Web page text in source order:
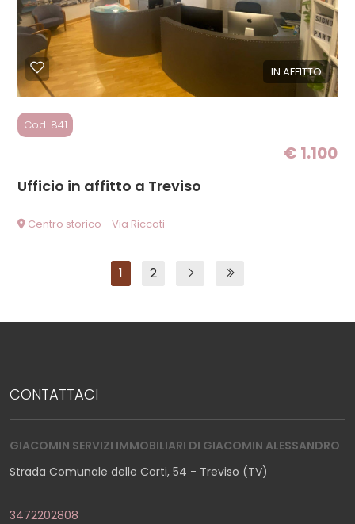
IN AFFITTO
Cod. 841
€ 1.100
Ufficio in affitto a Treviso
Centro storico - Via Riccati
1 2
CONTATTACI
GIACOMIN SERVIZI IMMOBILIARI DI GIACOMIN ALESSANDRO
Strada Comunale delle Corti, 54 - Treviso (TV)
3472202808